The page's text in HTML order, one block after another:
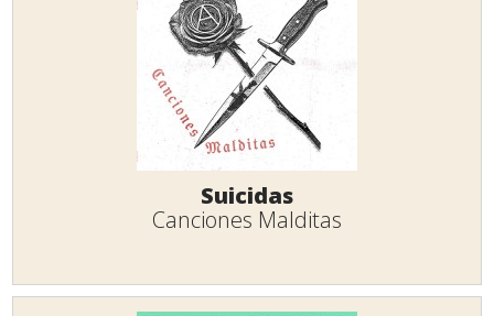
Suicidas
Canciones Malditas